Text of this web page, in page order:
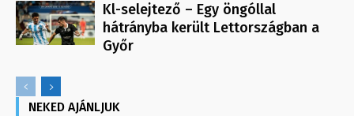
Kl-selejtező – Egy öngóllal
hátrányba került Lettországban a
Győr
NEKED AJÁNLJUK